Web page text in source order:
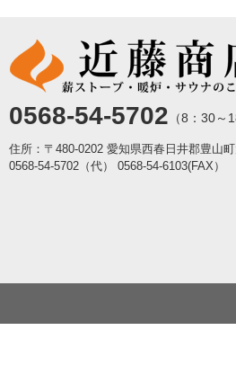
0568-54-5702 （8：30～
住所：〒480-0202 愛知県西春日井郡豊山
0568-54-5702（代）
0568-54-6103(FAX）